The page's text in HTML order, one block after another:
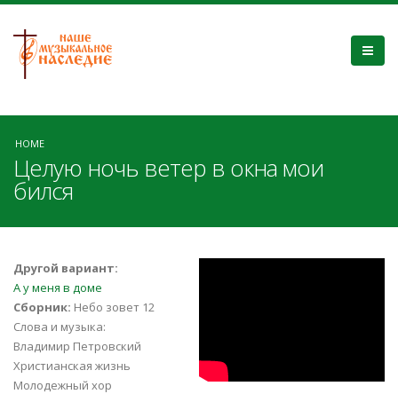
HOME
Целую ночь ветер в окна мои
бился
Другой вариант:
А у меня в доме
Сборник: Небо зовет 12
Слова и музыка:
Владимир Петровский
Христианская жизнь
Молодежный хор